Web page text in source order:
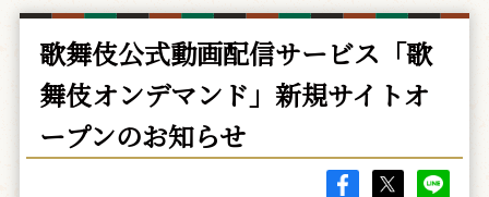
歌舞伎公式動画配信サービス「歌
舞伎オンデマンド」新規サイトオ
ープンのお知らせ